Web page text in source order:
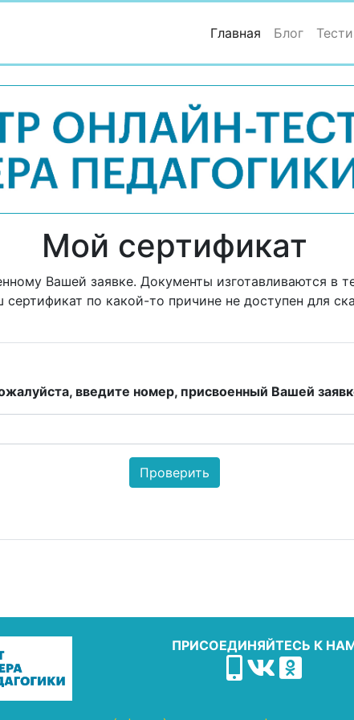
Главная (current)
Блог
Мой сертификат
Вашей заявке. Документы изготавливаются в
по какой-то причине не доступен для
введите номер, присвоенный Вашей
ПРИСОЕДИНЯЙТЕСЬ К